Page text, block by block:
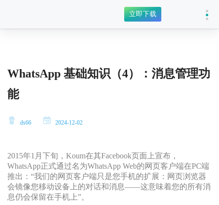
立即下载
WhatsApp 基础知识（4）：消息管理功
能
ds66 2024-12-02
2015年1月下旬，Koum在其Facebook页面上宣布，
WhatsApp正式通过名为WhatsApp Web的网页客户端在PC端
推出：“我们的网页客户端只是您手机的扩展：网页浏览器
会镜像您移动设备上的对话和消息——这意味着您的所有消
息仍会保留在手机上”。